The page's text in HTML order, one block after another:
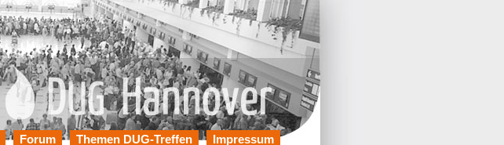
Impressum
Themen DUG-Treffen
Forum